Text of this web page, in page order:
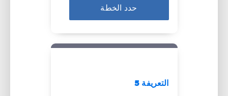
حدد الخطة
التعريفة 5